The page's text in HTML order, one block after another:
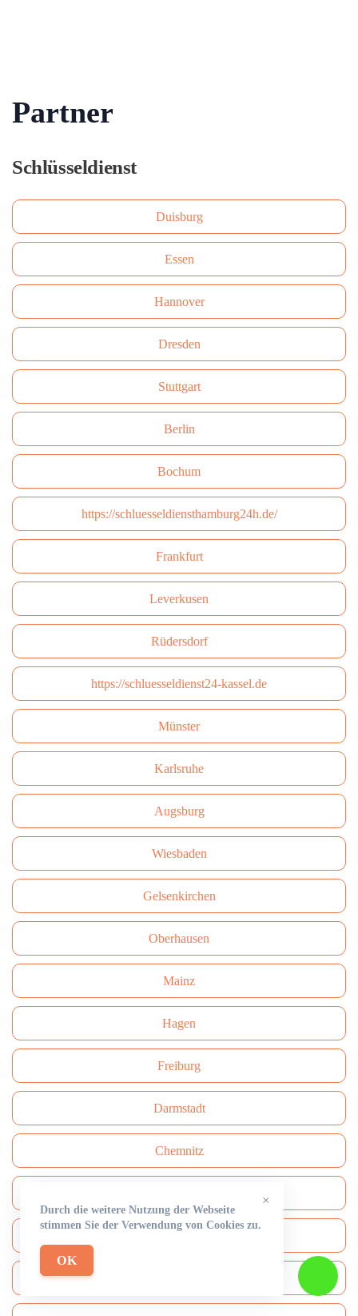
Partner
Schlüsseldienst
Duisburg
Essen
Hannover
Dresden
Stuttgart
Berlin
Bochum
https://schluesseldiensthamburg24h.de/
Frankfurt
Leverkusen
Rüdersdorf
https://schluesseldienst24-kassel.de
Münster
Karlsruhe
Augsburg
Wiesbaden
Gelsenkirchen
Oberhausen
Mainz
Hagen
Freiburg
Darmstadt
Сhemnitz
Hamm
×
Durch die weitere Nutzung der Webseite
stimmen Sie der Verwendung von Cookies zu.
OK